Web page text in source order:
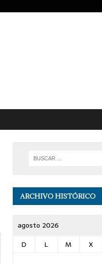
ARCHIVO HISTÓRICO
agosto 2026
D
L M X